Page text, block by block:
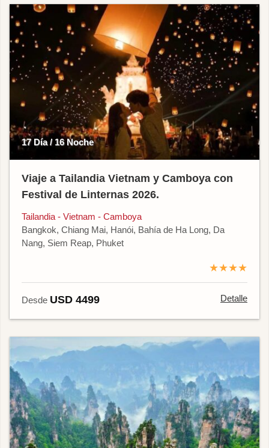
17 Día / 16 Noche
Viaje a Tailandia Vietnam y Camboya con
Festival de Linternas 2026.
Tailandia - Vietnam - Camboya
Bangkok, Chiang Mai, Hanói, Bahía de Ha Long, Da
Nang, Siem Reap, Phuket
★★★★
Desde USD 4499 Detalle